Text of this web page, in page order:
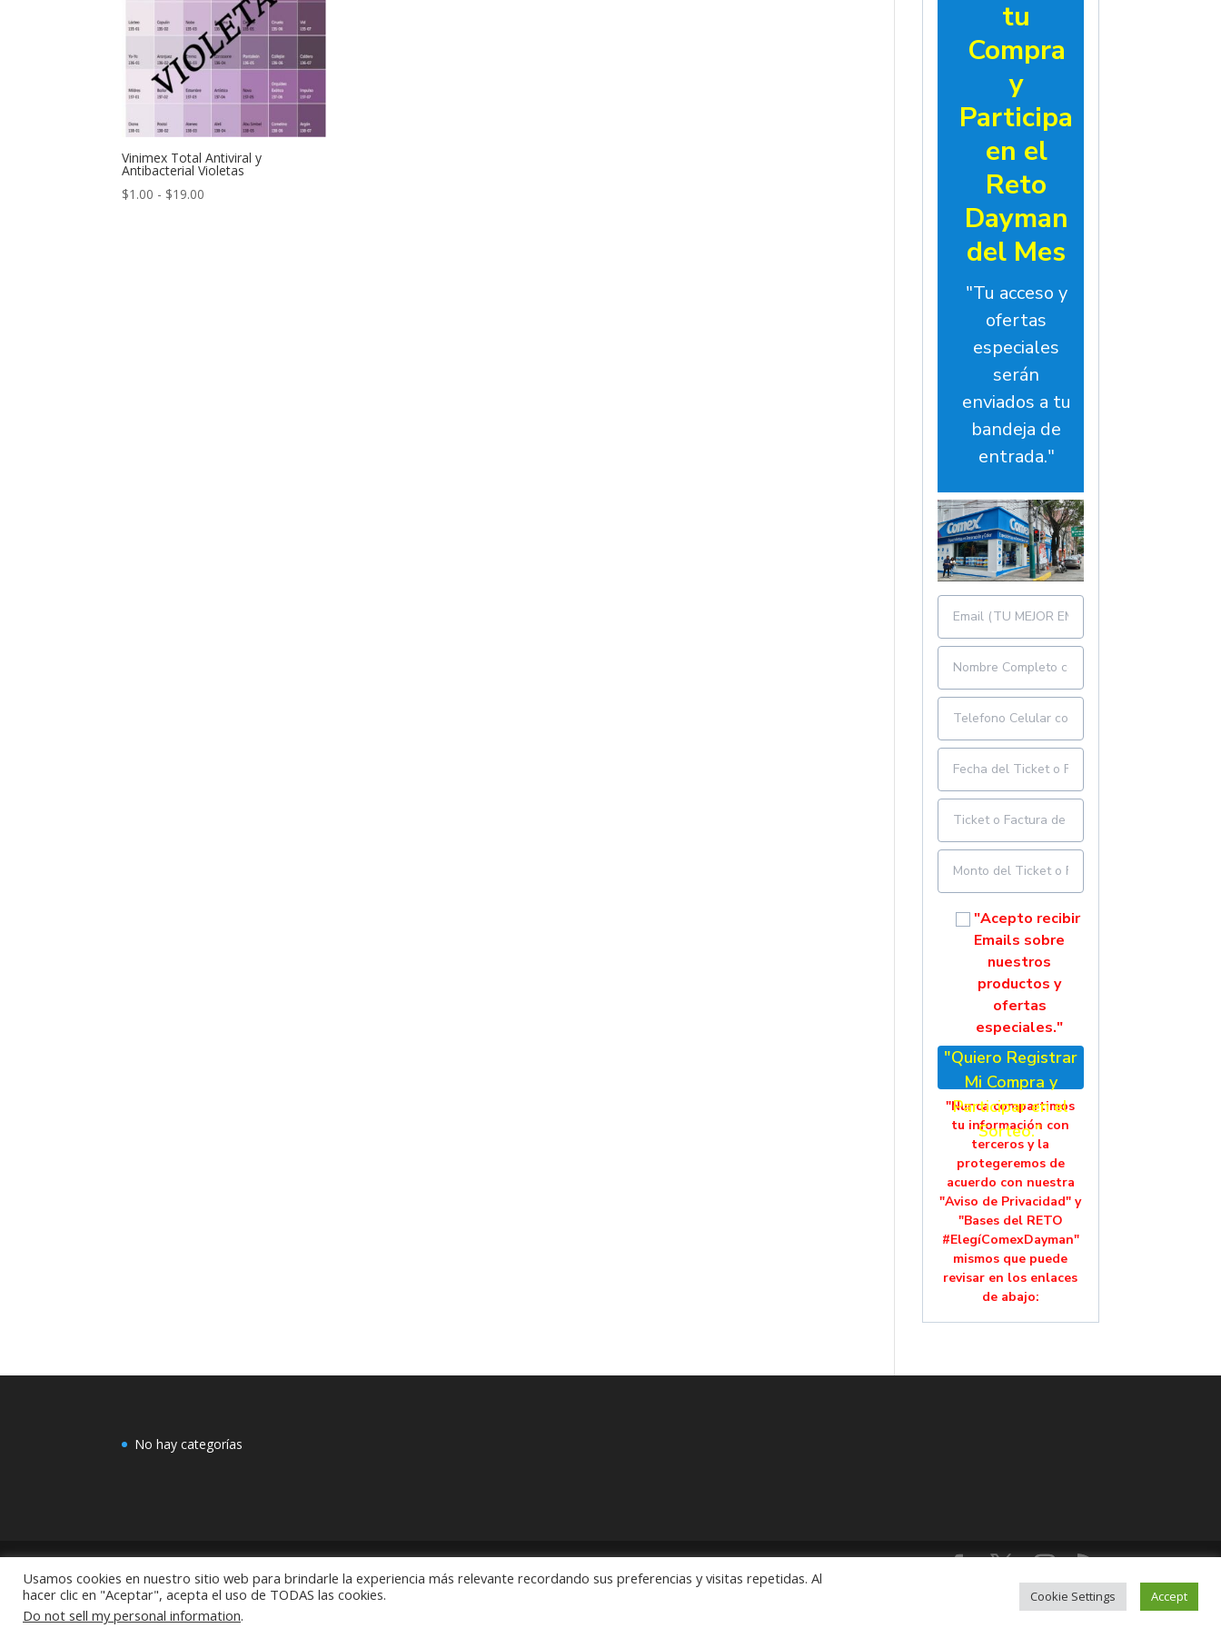
Vinimex Total Antiviral y
Antibacterial Violetas
$1.00 - $19.00
tu
Compra
y
Participa
en el
Reto
Dayman
del Mes
"Tu acceso y
ofertas
especiales
serán
enviados a tu
bandeja de
entrada."
"Acepto recibir
Emails sobre
nuestros
productos y
ofertas
especiales."
"Quiero Registrar
Mi Compra y
Participar en el
Sorteo."
"Nunca compartimos
tu información con
terceros y la
protegeremos de
acuerdo con nuestra
"Aviso de Privacidad" y
"Bases del RETO
#ElegíComexDayman"
mismos que puede
revisar en los enlaces
de abajo:
No hay categorías
COMEX: "Centro de Decoración Dayman Revolución" Pedidos: 55 5563 2913 y 55 5563 1186 Rubens # 3, Esquina Revolución, Colonia Mixcoac, C.P. 03910, CDMX,
México
Usamos cookies en nuestro sitio web para brindarle la experiencia más relevante recordando sus preferencias y visitas repetidas. Al
hacer clic en "Aceptar", acepta el uso de TODAS las cookies.
Do not sell my personal information.
Cookie Settings Accept